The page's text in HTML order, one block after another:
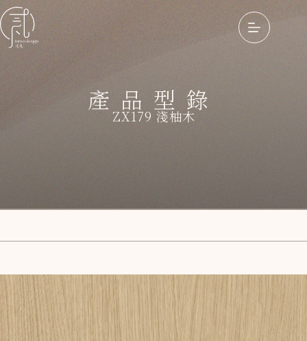
產品型錄
ZX179 淺柚木